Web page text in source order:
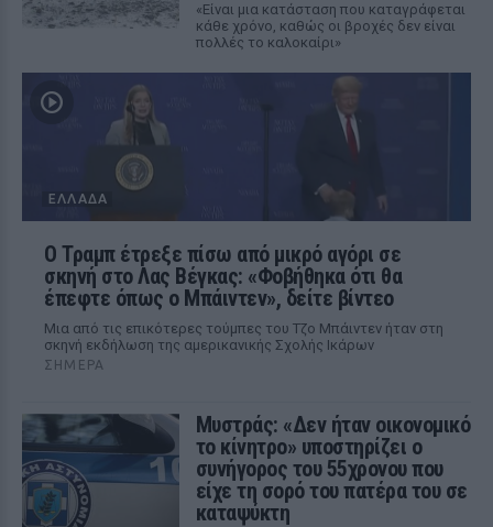
«Είναι μια κατάσταση που καταγράφεται
κάθε χρόνο, καθώς οι βροχές δεν είναι
πολλές το καλοκαίρι»
ΕΛΛΆΔΑ
Ο Τραμπ έτρεξε πίσω από μικρό αγόρι σε
σκηνή στο Λας Βέγκας: «Φοβήθηκα ότι θα
έπεφτε όπως ο Μπάιντεν», δείτε βίντεο
Μια από τις επικότερες τούμπες του Τζο Μπάιντεν ήταν στη
σκηνή εκδήλωση της αμερικανικής Σχολής Ικάρων
ΣΉΜΕΡΑ
Μυστράς: «Δεν ήταν οικονομικό
το κίνητρο» υποστηρίζει ο
συνήγορος του 55χρονου που
είχε τη σορό του πατέρα του σε
καταψύκτη